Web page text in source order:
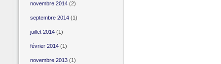
novembre 2014(2)
septembre 2014(1)
juillet 2014(1)
février 2014(1)
novembre 2013(1)